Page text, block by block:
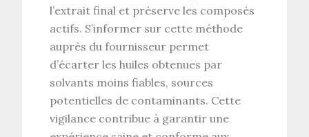
l’extrait final et préserve les composés
actifs. S’informer sur cette méthode
auprès du fournisseur permet
d’écarter les huiles obtenues par
solvants moins fiables, sources
potentielles de contaminants. Cette
vigilance contribue à garantir une